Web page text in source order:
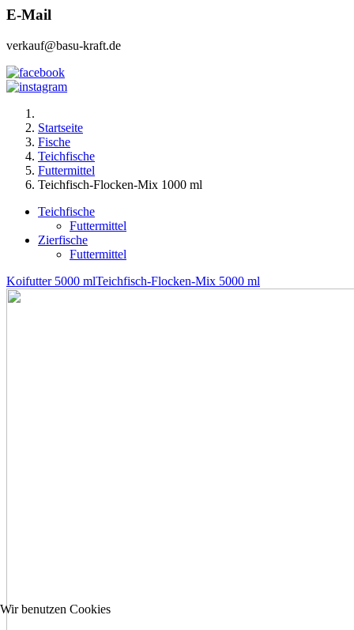
E-Mail
verkauf@basu-kraft.de
Startseite
Fische
Teichfische
Futtermittel
Teichfisch-Flocken-Mix 1000 ml
Teichfische
Futtermittel
Zierfische
Futtermittel
Koifutter 5000 mlTeichfisch-Flocken-Mix 5000 ml
Wir benutzen Cookies